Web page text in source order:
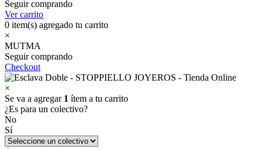
Seguir comprando
Ver carrito
0 item(s) agregado tu carrito
×
MUTMA
Seguir comprando
Checkout
×
Se va a agregar 1 ítem a tu carrito
¿Es para un colectivo?
No
Sí